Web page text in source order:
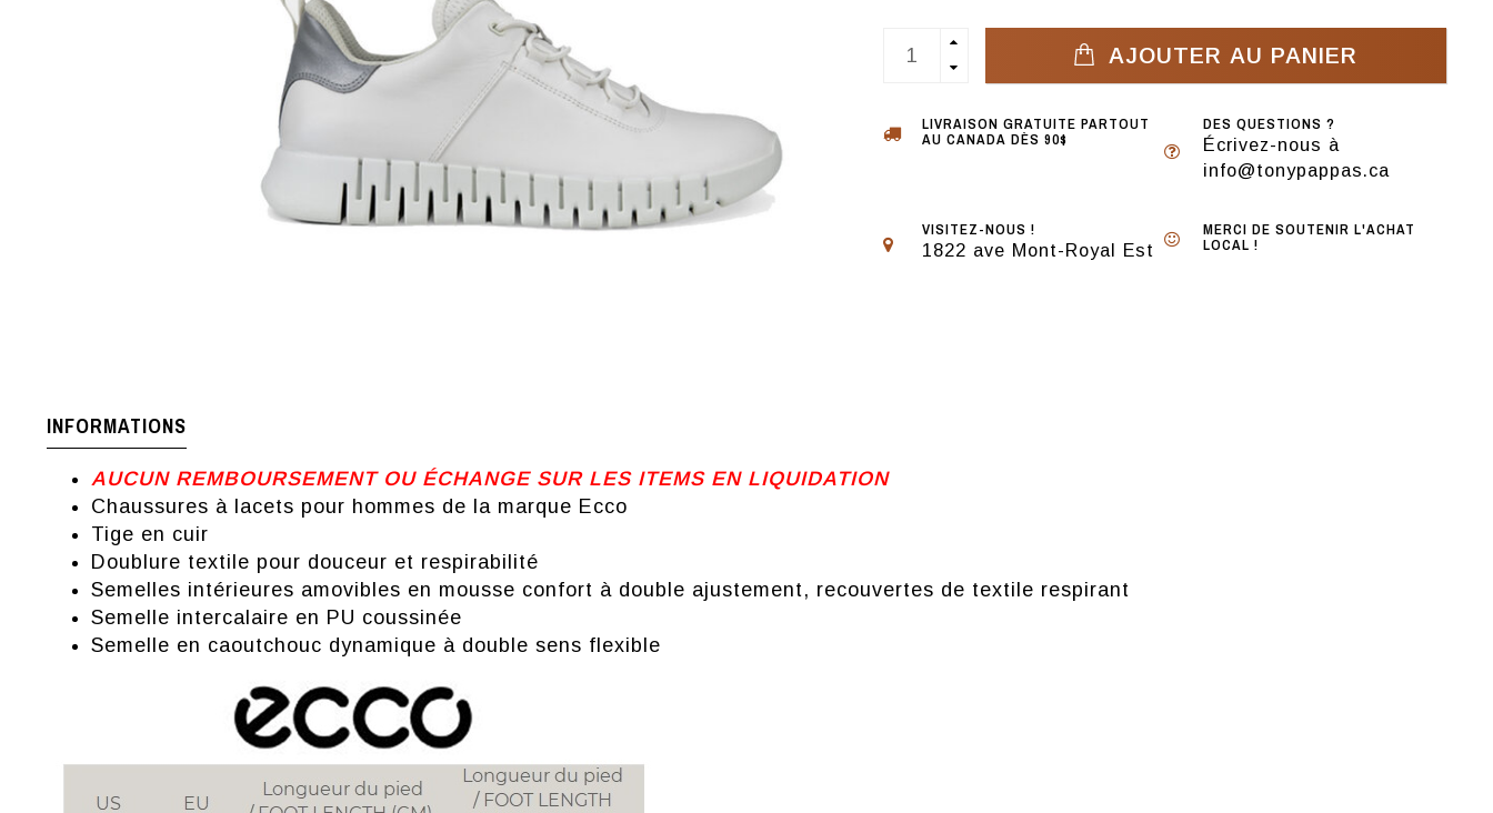
AJOUTER AU PANIER
LIVRAISON GRATUITE PARTOUT
AU CANADA DÈS 90$
DES QUESTIONS ?
Écrivez-nous à
info@tonypappas.ca
VISITEZ-NOUS !
1822 ave Mont-Royal Est
MERCI DE SOUTENIR L'ACHAT
LOCAL !
INFORMATIONS
AUCUN REMBOURSEMENT OU ÉCHANGE SUR LES ITEMS EN LIQUIDATION
Chaussures à lacets pour hommes de la marque Ecco
Tige en cuir
Doublure textile pour douceur et respirabilité
Semelles intérieures amovibles en mousse confort à double ajustement, recouvertes de textile respirant
Semelle intercalaire en PU coussinée
Semelle en caoutchouc dynamique à double sens flexible